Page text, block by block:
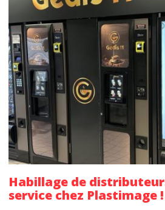
Habillage de
service chez Plastimage !